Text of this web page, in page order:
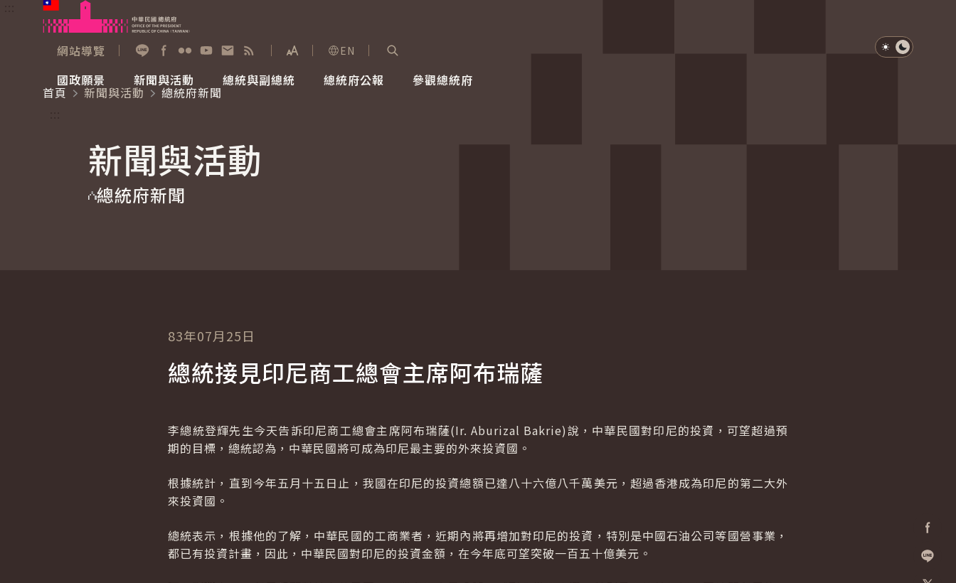
跳到主要內容
網站導覽
展開字級選單
EN
國政願景
國家氣候變遷對策委員會
重要談話
新聞與活動
總統府新聞
影音頻道
總統與副總統
賴清德總統
總統府公報 參觀總統府
參觀資訊
淺色模式
深色模式
首頁
新聞與活動
總統府新聞
新聞與活動
總統府新聞
加入好
83年07月25日
總統接見印尼商工總會主席阿布瑞薩
李總統登輝先生今天告訴印尼商工總會主席阿布瑞薩(Ir. Aburizal Bakrie)說，中華民國對印尼的投資，可望超過預
期的目標，總統認為，中華民國將可成為印尼最主要的外來投資國。
根據統計，直到今年五月十五日止，我國在印尼的投資總額已達八十六億八千萬美元，超過香港成為印尼的第二大外
來投資國。
總統表示，根據他的了解，中華民國的工商業者，近期內將再增加對印尼的投資，特別是中國石油公司等國營事業，
都已有投資計畫，因此，中華民國對印尼的投資金額，在今年底可望突破一百五十億美元。